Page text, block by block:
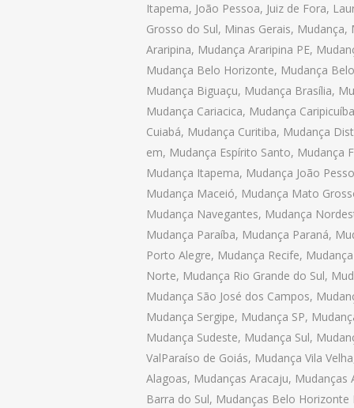
Itapema, João Pessoa, Juiz de Fora,
Grosso do Sul, Minas Gerais, Mudança,
Araripina, Mudança Araripina PE,
Mudança Belo Horizonte, Mudança
Mudança Biguaçu, Mudança Brasília,
Mudança Cariacica, Mudança Caripicuíba
Cuiabá, Mudança Curitiba, Mudança
em, Mudança Espírito Santo, Mudança
Mudança Itapema, Mudança João
Mudança Maceió, Mudança Mato
Mudança Navegantes, Mudança
Mudança Paraíba, Mudança Paraná,
Porto Alegre, Mudança Recife,
Norte, Mudança Rio Grande do Sul,
Mudança São José dos Campos,
Mudança Sergipe, Mudança SP,
Mudança Sudeste, Mudança Sul,
ValParaíso de Goiás, Mudança Vila Velha
Alagoas, Mudanças Aracaju, Mudanças
Barra do Sul, Mudanças Belo Horizonte